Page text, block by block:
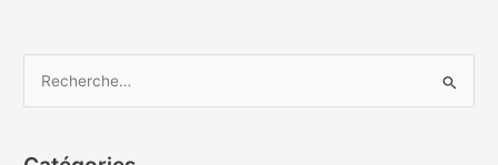
les
dangers
à
h